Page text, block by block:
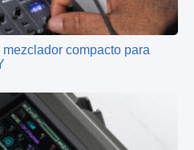
compacto para